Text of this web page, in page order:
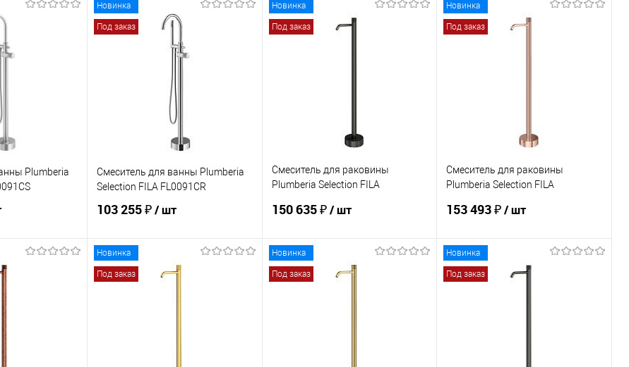
В корзину
Купить в 1 клик
В корзину В корзину
Plumberia
Новинка
Под заказ
Смеситель для ванны Plumberia
Selection FILA FL0091CR
103 255 ₽/ шт
В корзину
Новинка
Под заказ
Смеситель для раковины
Plumberia Selection FILA
150 635 ₽/ шт
В корзину
Новинка
Под заказ
Смеситель для раковины
Plumberia Selection FILA
153 493 ₽/ шт
В корзину
Новинка
Под заказ
Новинка
Под заказ
Новинка
Под заказ